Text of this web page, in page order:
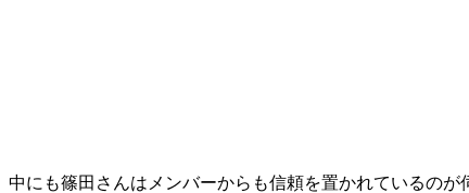
中にも篠田さんはメンバーからも信頼を置かれているの